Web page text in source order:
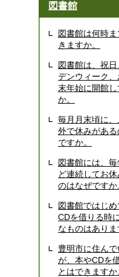
図書館
図書館は何時
きますか。
図書館は、祝
デンウィーク
末年始に開館し
か。
毎月月末頃に、
外で休みがあ
ですか。
図書館には、
ど連続してお
のはなぜですか
図書館ではじ
CDを借りる時
なものはありま
豊明市に住ん
が、本やCDを
とはできますか